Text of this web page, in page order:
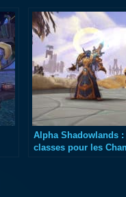
Alpha Shadowlands
classes pour les